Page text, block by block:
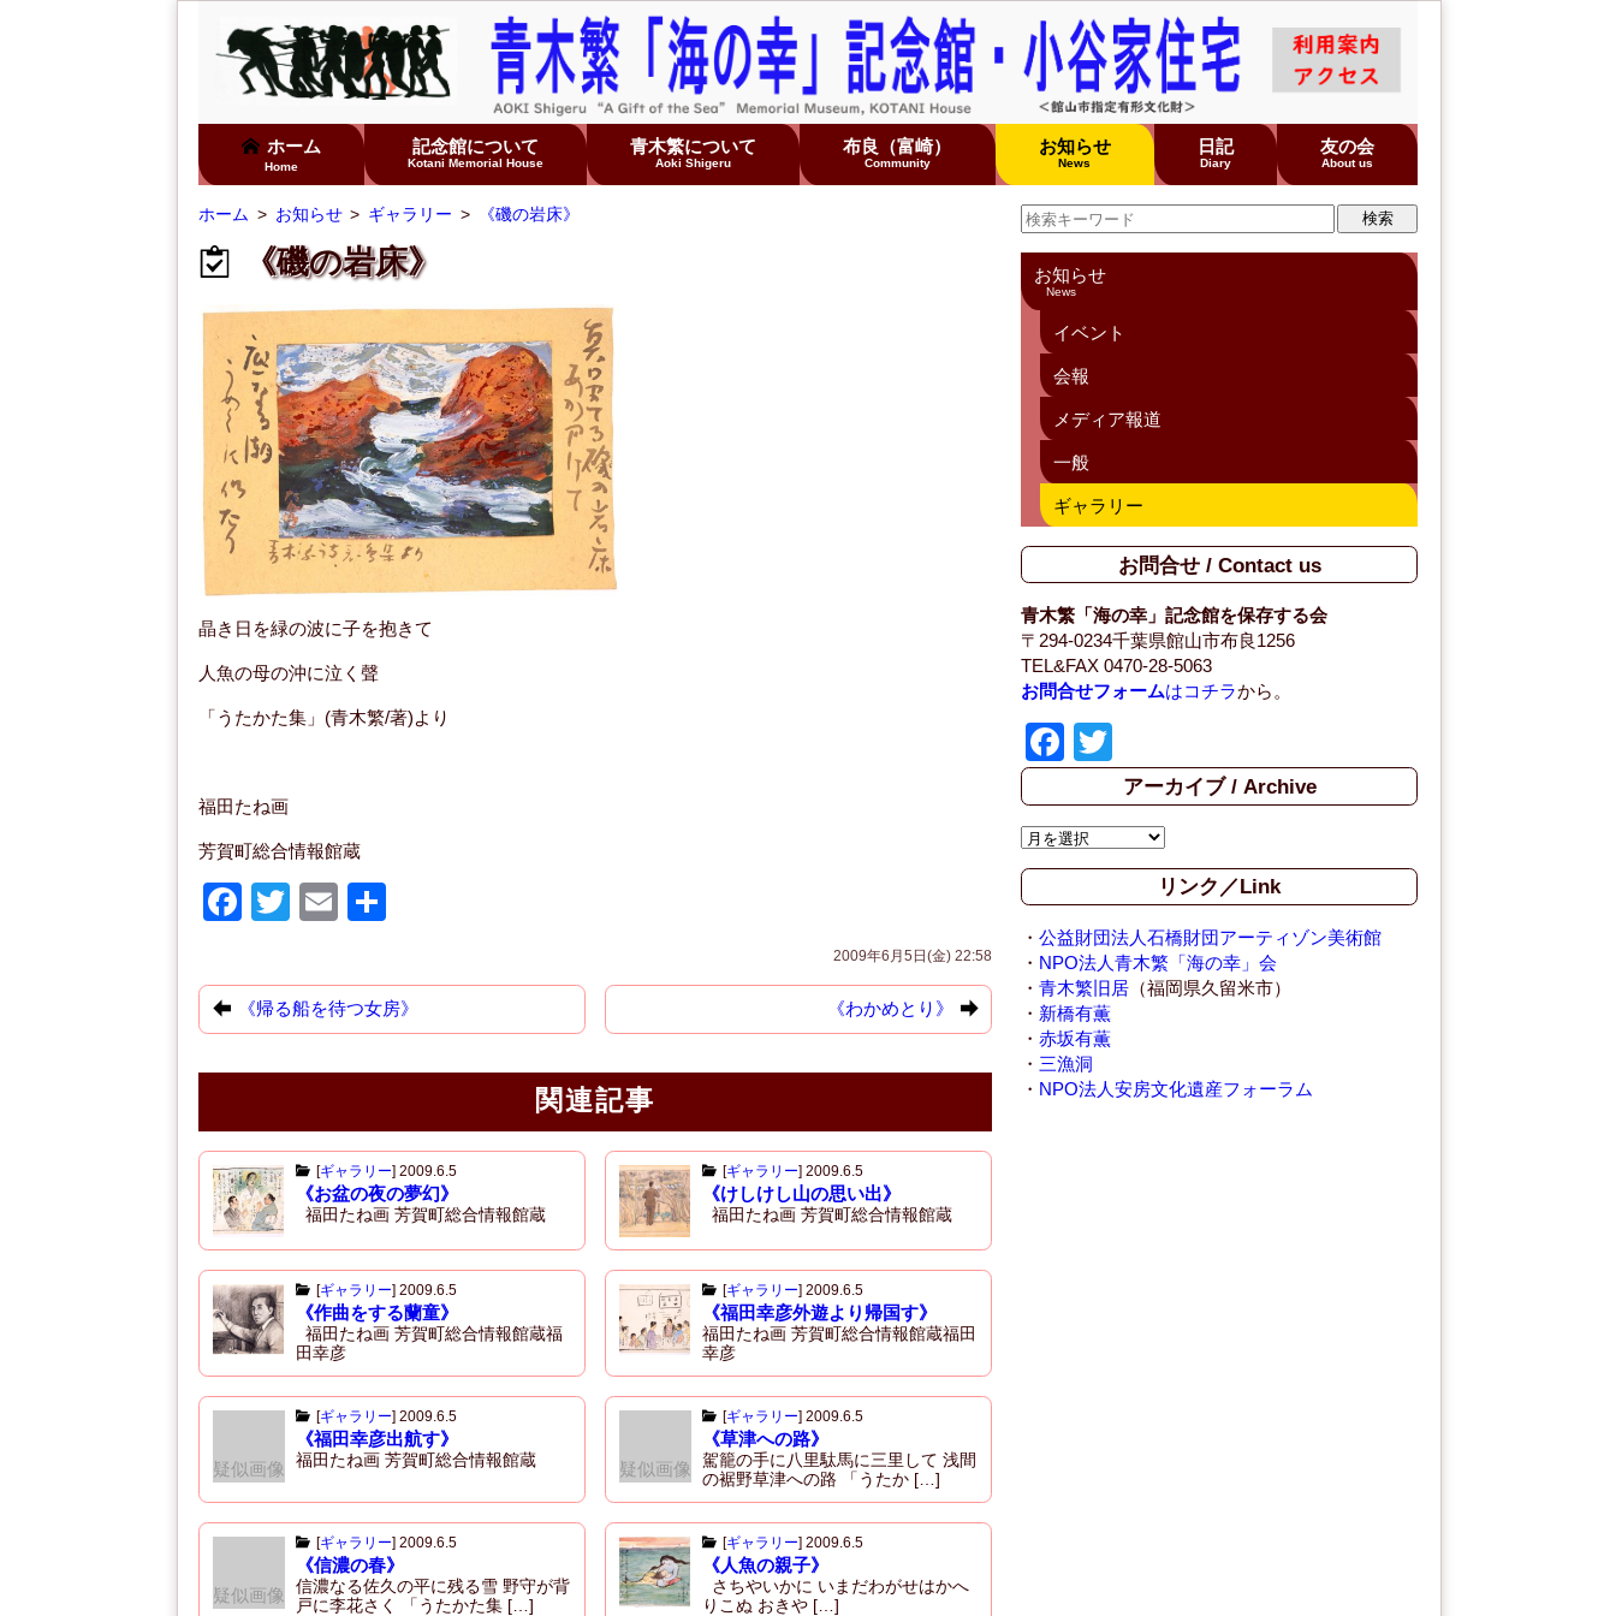
ホーム
Home
記念館について
Kotani Memorial House
青木繁について
Aoki Shigeru
布良（富崎）
Community
お知らせ
News
日記
Diary
友の会
About us
ホーム お知らせ ギャラリー 《磯の岩床》
《磯の岩床》
晶き日を緑の波に子を抱きて
人魚の母の沖に泣く聲
「うたかた集」(青木繁/著)より
福田たね画
芳賀町総合情報館蔵
F
c
e
o
k
T
tt
er
E
ail
2009年6月5日(金) 22:58
《帰る船を待つ女房》 《わかめとり》
関連記事
[ギャラリー] 2009.6.5
《お盆の夜の夢幻》
福田たね画 芳賀町総合情報館蔵
[ギャラリー] 2009.6.5
《けしけし山の思い出》
福田たね画 芳賀町総合情報館蔵
[ギャラリー] 2009.6.5
《作曲をする蘭童》
福田たね画 芳賀町総合情報館蔵福
田幸彦
[ギャラリー] 2009.6.5
《福田幸彦外遊より帰国す》
福田たね画 芳賀町総合情報館蔵福田
幸彦
疑似画像
[ギャラリー] 2009.6.5
《福田幸彦出航す》
福田たね画 芳賀町総合情報館蔵 疑似画像
[ギャラリー] 2009.6.5
《草津への路》
駕籠の手に八里駄馬に三里して 浅間
の裾野草津への路 「うたか […]
疑似画像
[ギャラリー] 2009.6.5
《信濃の春》
信濃なる佐久の平に残る雪 野守が背
戸に李花さく 「うたかた集 […]
[ギャラリー] 2009.6.5
《人魚の親子》
さちやいかに いまだわがせはかへ
りこぬ おきや […]
お知らせ
News
イベント
会報
メディア報道
一般
ギャラリー
お問合せ / Contact us
青木繁「海の幸」記念館を保存する会
〒294-0234千葉県館山市布良1256
TEL&FAX 0470-28-5063
お問合せフォームはコチラから。
F
a
c
e
b
o
o
k
wi
tt
er
アーカイブ / Archive
ア
イ
ブ
A
c
h
リンク／Link
・ 公益財団法人石橋財団アーティゾン美術館
・ NPO法人青木繁「海の幸」会
・ 青木繁旧居 （福岡県久留米市）
・ 新橋有薫
・ 赤坂有薫
・ 三漁洞
・ NPO法人安房文化遺産フォーラム